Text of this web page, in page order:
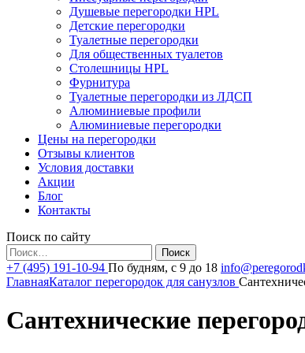
Душевые перегородки HPL
Детские перегородки
Туалетные перегородки
Для общественных туалетов
Столешницы HPL
Фурнитура
Туалетные перегородки из ЛДСП
Алюминиевые профили
Алюминиевые перегородки
Цены на перегородки
Отзывы клиентов
Условия доставки
Акции
Блог
Контакты
Поиск по сайту
Найти:
+7 (495) 191-10-94 По будням, с 9 до 18
ГлавнаяКаталог перегородок для санузлов
Сантехнические